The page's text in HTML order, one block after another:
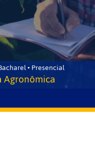
• Presencial
Agronômica